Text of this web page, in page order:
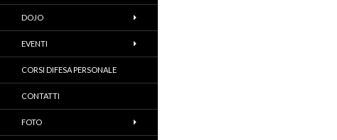
DOJO
EVENTI
CORSI DIFESA PERSONALE
CONTATTI
FOTO